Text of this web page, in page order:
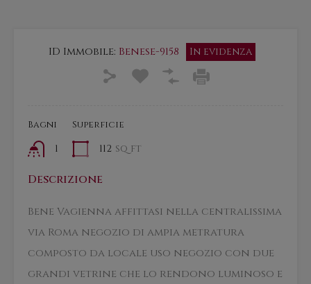
ID Immobile: Benese-9158 In evidenza
Bagni
1
Superficie
112 sq ft
Descrizione
Bene Vagienna affittasi nella centralissima
via Roma negozio di ampia metratura
composto da locale uso negozio con due
grandi vetrine che lo rendono luminoso e